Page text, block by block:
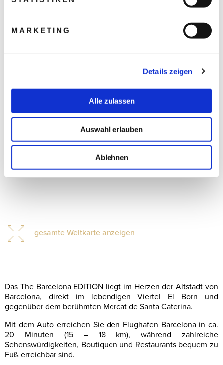
MARKETING
Details zeigen
Alle zulassen
Auswahl erlauben
Ablehnen
gesamte Weltkarte anzeigen
Das The Barcelona EDITION liegt im Herzen der Altstadt von
Barcelona, direkt im lebendigen Viertel El Born und
gegenüber dem berühmten Mercat de Santa Caterina.
Mit dem Auto erreichen Sie den Flughafen Barcelona in ca.
20 Minuten (15 – 18 km), während zahlreiche
Sehenswürdigkeiten, Boutiquen und Restaurants bequem zu
Fuß erreichbar sind.